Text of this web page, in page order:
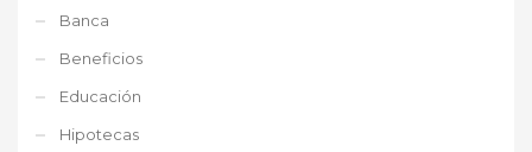
Banca
Beneficios
Educación
Hipotecas